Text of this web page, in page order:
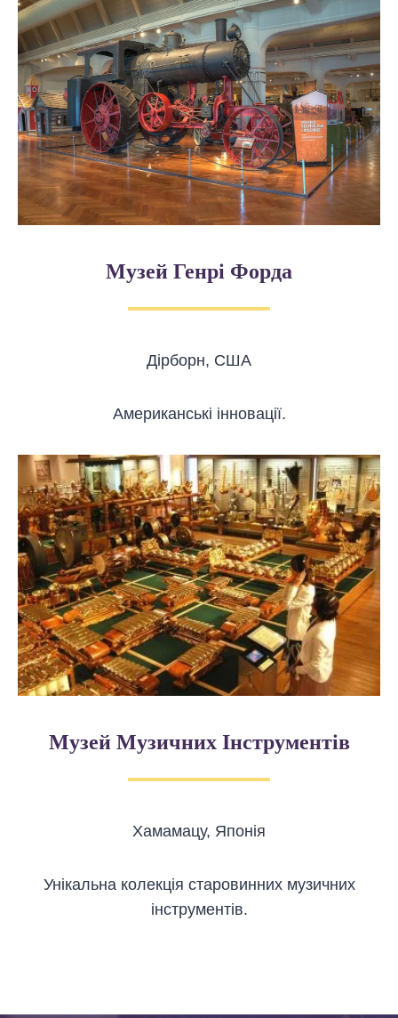
Музей Генрі Форда
Дірборн, США
Американські інновації.
Музей Музичних Інструментів
Хамамацу, Японія
Унікальна колекція старовинних музичних
інструментів.